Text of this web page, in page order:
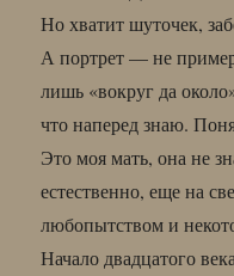
Но хватит шуточек,
А портрет — не
лишь «вокруг да
что наперед знаю.
Это моя мать, она не
естественно, еще на
любопытством и
Начало двадцатого